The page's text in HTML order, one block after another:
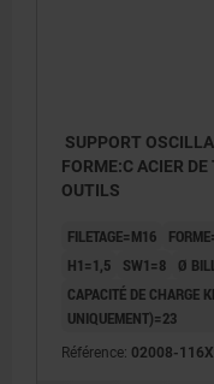
SUPPORT
FORME:C ACIER
OUTILS
FILETAGE=M16
H1=1,5
SW1=8
Ø
CAPACITÉ DE CHARGE
UNIQUEMENT)=23
Référence: 02008-